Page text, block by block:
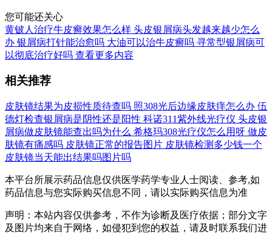
您可能还关心
黄铍人治疗牛皮癣效果怎么样 头皮银屑病头发越来越少怎么
办 银屑病打针能治愈吗 大油可以治牛皮癣吗 寻常型银屑病可
以彻底治疗好吗 查看更多内容
相关推荐
皮肤镜结果为皮损性质待查吗 照308光后边缘皮肤痒怎么办 伍
德灯检查银屑病是阴性还是阳性 科诺311紫外线光疗仪 头皮银
屑病做皮肤镜能查出吗为什么 希格玛308光疗仪怎么用呀 做皮
肤镜有痛感吗 皮肤镜正常的报告图片 皮肤镜检测多少钱一个
皮肤镜当天能出结果吗图片吗
本平台所展示药品信息仅供医学药学专业人士阅读、参考,如
药品信息与您实际购买信息不同，请以实际购买信息为准
声明：本站内容仅供参考，不作为诊断及医疗依据；部分文字
及图片均来自于网络，如侵犯到您的权益，请及时联系我们进